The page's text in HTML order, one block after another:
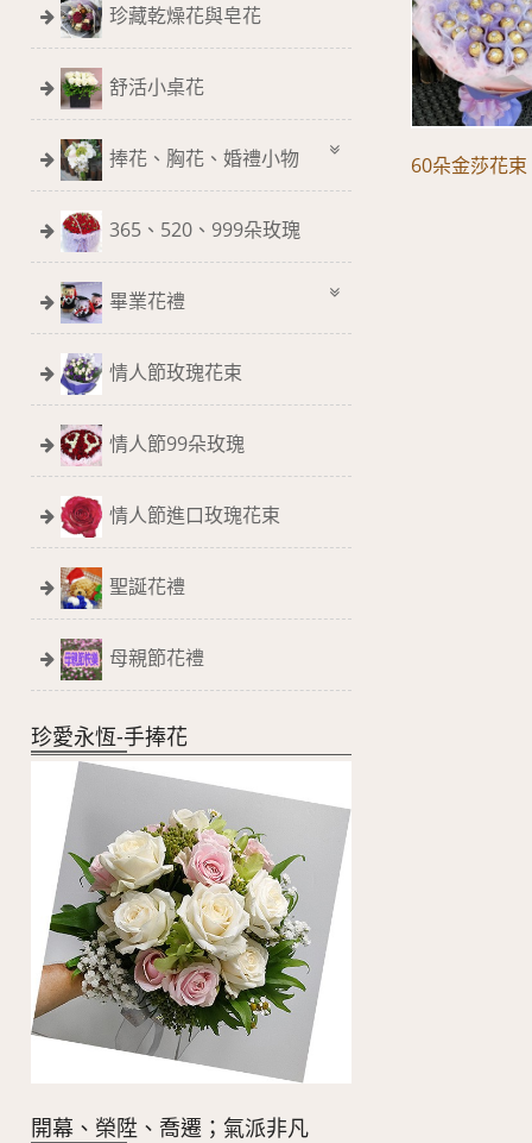
珍藏乾燥花與皂花
舒活小桌花
捧花、胸花、婚禮小物
365、520、999朵玫瑰
畢業花禮
情人節玫瑰花束
情人節99朵玫瑰
情人節進口玫瑰花束
聖誕花禮
母親節花禮
珍愛永恆-手捧花
開幕、榮陞、喬遷；氣派非凡
60朵金莎花束